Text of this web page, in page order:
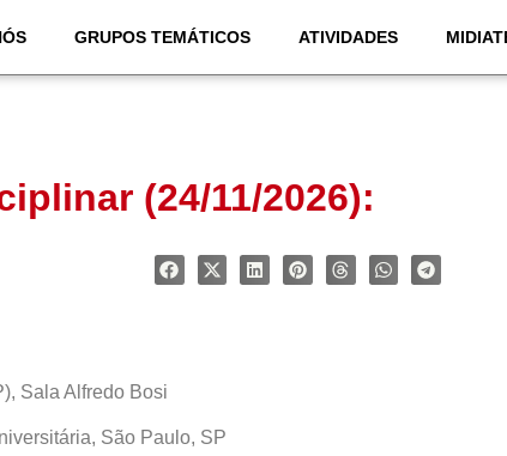
GRUPOS TEMÁTICOS ATIVIDADES
(24/11/2026):
Sala Alfredo Bosi
São Paulo, SP